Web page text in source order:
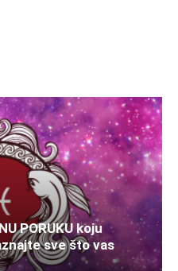
PORUKU koju
sve što vas